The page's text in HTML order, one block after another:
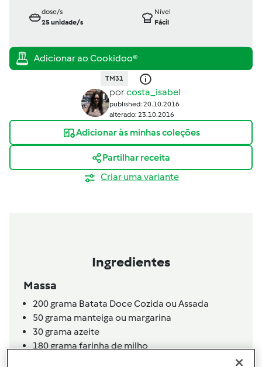
dose/s
25unidade/s
Nível
Fácil
TM31
porcosta_isabel
published: 20.10.2016
alterado: 23.10.2016
Adicionar às minhas coleções
Partilhar receita
Criar uma variante
Ingredientes
Massa
200grama Batata Doce Cozida ou Assada
50grama manteiga ou margarina
30grama azeite
180grama farinha de milho